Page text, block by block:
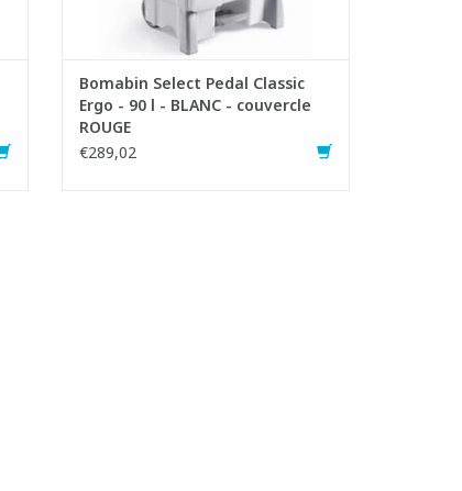
Bomabin Select Pedal Classic
Ergo - 90 l - BLANC - couvercle
ROUGE
€289,02